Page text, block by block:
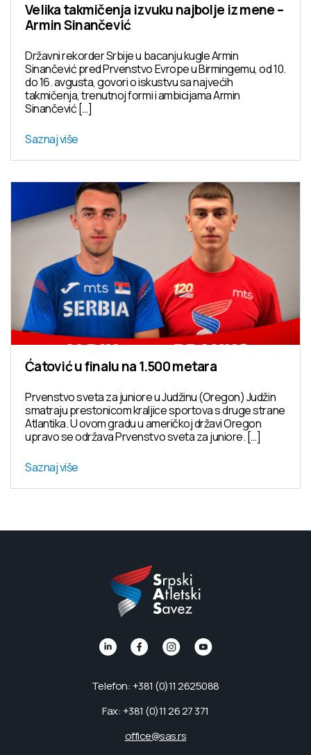
Velika takmičenja izvuku najbolje iz mene –
Armin Sinančević
Državni rekorder Srbije u bacanju kugle Armin
Sinančević pred Prvenstvo Evrope u Birmingemu, od 10.
do 16. avgusta, govori o iskustvu sa najvećih
takmičenja, trenutnoj formi i ambicijama Armin
Sinančević […]
Saznaj više
Ćatović u finalu na 1.500 metara
Prvenstvo sveta za juniore u Judžinu (Oregon) Judžin
smatraju prestonicom kraljice sportova s druge strane
Atlantika. U ovom gradu u američkoj državi Oregon
upravo se održava Prvenstvo sveta za juniore. […]
Saznaj više
Telefon: +381 (0)11 2625088
Fax: +381 (0)11 26 27 371
office@sas.rs